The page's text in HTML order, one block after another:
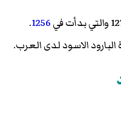
1256
.
الاسود لدى العرب.